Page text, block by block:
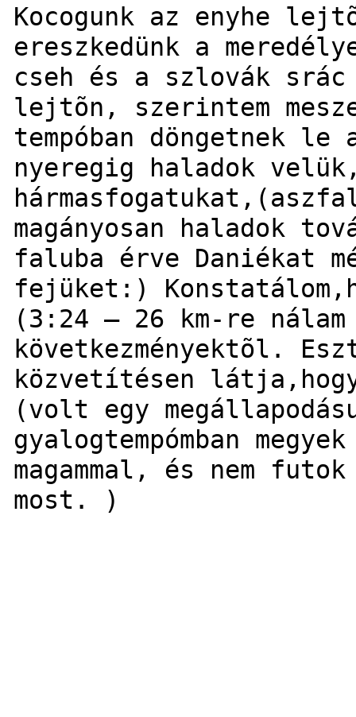
Kocogunk az enyhe
ereszkedünk a
cseh és a szlovák
lejtõn, szerintem
tempóban döngetnek le
nyeregig haladok
magányosan haladok
faluba érve Daniékat
fejüket:)
(3:24 – 26 km-re
következményektõl.
közvetítésen
(volt egy
gyalogtempómban
magammal, és nem
most. )